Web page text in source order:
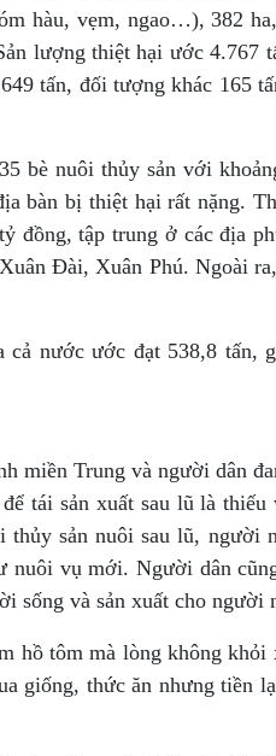
hàu, vẹm, ngao…), 382
lượng thiệt hại ước 4.767
tấn, đối tượng khác 165
bè nuôi thủy sản với
bàn bị thiệt hại rất nặng.
đồng, tập trung ở các địa
Đài, Xuân Phú. Ngoài
nước ước đạt 538,8 tấn,
miền Trung và người dân
tái sản xuất sau lũ là
sản nuôi sau lũ, người
vụ mới. Người dân
sống và sản xuất cho người
tôm mà lòng không khỏi
giống, thức ăn nhưng tiền